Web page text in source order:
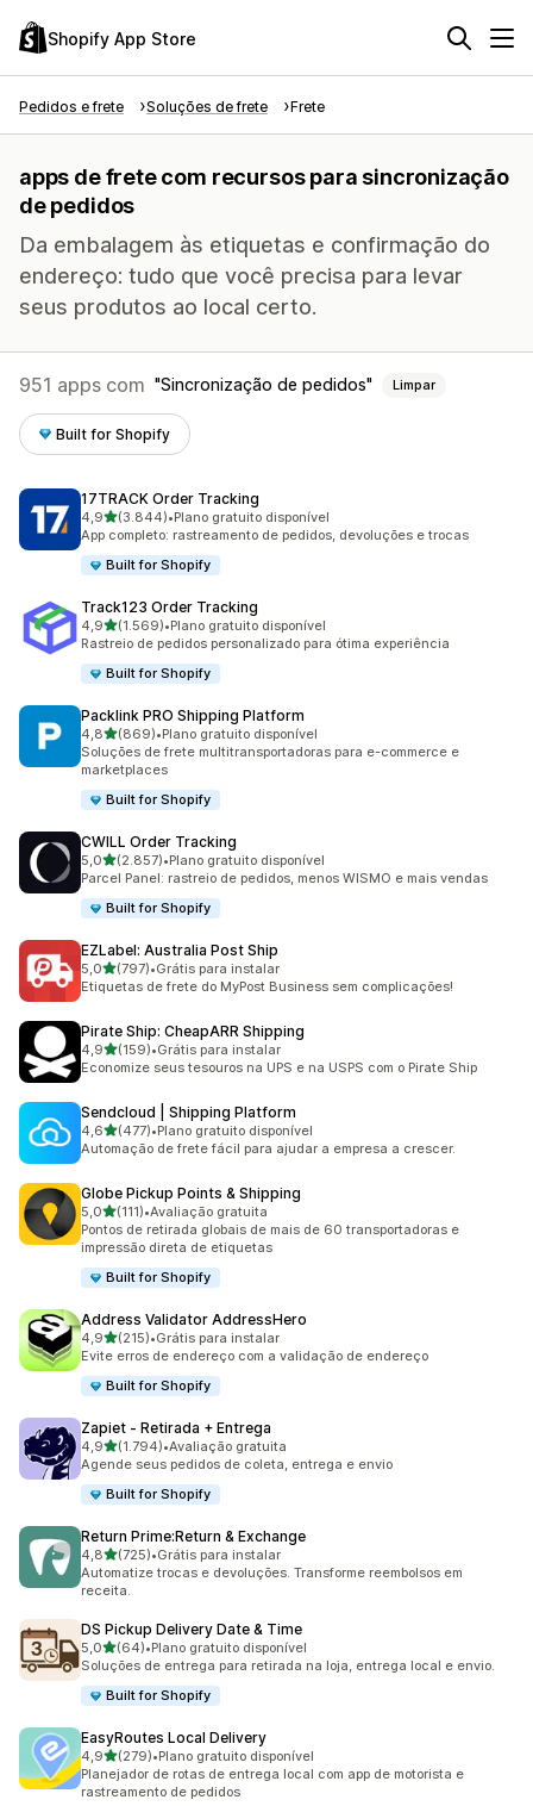
Shopify App Store
Pedidos e frete Soluções de frete Frete
apps de frete com recursos para sincronização
de pedidos
Da embalagem às etiquetas e confirmação do
endereço: tudo que você precisa para levar
seus produtos ao local certo.
951 apps com Sincronização de pedidos Limpar
Built for Shopify
17TRACK Order Tracking
4,9de 5 estrelas
(3.844)
3844 avaliações ao todo
•Plano gratuito disponível
App completo: rastreamento de pedidos, devoluções e trocas
Built for Shopify
Track123 Order Tracking
4,9de 5 estrelas
(1.569)
1569 avaliações ao todo
•Plano gratuito disponível
Rastreio de pedidos personalizado para ótima experiência
Built for Shopify
Packlink PRO Shipping Platform
4,8de 5 estrelas
(869)
869 avaliações ao todo
•Plano gratuito disponível
Soluções de frete multitransportadoras para e-commerce e
marketplaces
Built for Shopify
CWILL Order Tracking
5,0de 5 estrelas
(2.857)
2857 avaliações ao todo
•Plano gratuito disponível
Parcel Panel: rastreio de pedidos, menos WISMO e mais vendas
Built for Shopify
EZLabel: Australia Post Ship
5,0de 5 estrelas
(797)
797 avaliações ao todo
•Grátis para instalar
Etiquetas de frete do MyPost Business sem complicações!
Pirate Ship: CheapARR Shipping
4,9de 5 estrelas
(159)
159 avaliações ao todo
•Grátis para instalar
Economize seus tesouros na UPS e na USPS com o Pirate Ship
Sendcloud | Shipping Platform
4,6de 5 estrelas
(477)
477 avaliações ao todo
•Plano gratuito disponível
Automação de frete fácil para ajudar a empresa a crescer.
Globe Pickup Points & Shipping
5,0de 5 estrelas
(111)
111 avaliações ao todo
•Avaliação gratuita
Pontos de retirada globais de mais de 60 transportadoras e
impressão direta de etiquetas
Built for Shopify
Address Validator AddressHero
4,9de 5 estrelas
(215)
215 avaliações ao todo
•Grátis para instalar
Evite erros de endereço com a validação de endereço
Built for Shopify
Zapiet ‑ Retirada + Entrega
4,9de 5 estrelas
(1.794)
1794 avaliações ao todo
•Avaliação gratuita
Agende seus pedidos de coleta, entrega e envio
Built for Shopify
Return Prime:Return & Exchange
4,8de 5 estrelas
(725)
725 avaliações ao todo
•Grátis para instalar
Automatize trocas e devoluções. Transforme reembolsos em
receita.
DS Pickup Delivery Date & Time
5,0de 5 estrelas
(64)
64 avaliações ao todo
•Plano gratuito disponível
Soluções de entrega para retirada na loja, entrega local e envio.
Built for Shopify
EasyRoutes Local Delivery
4,9de 5 estrelas
(279)
279 avaliações ao todo
•Plano gratuito disponível
Planejador de rotas de entrega local com app de motorista e
rastreamento de pedidos